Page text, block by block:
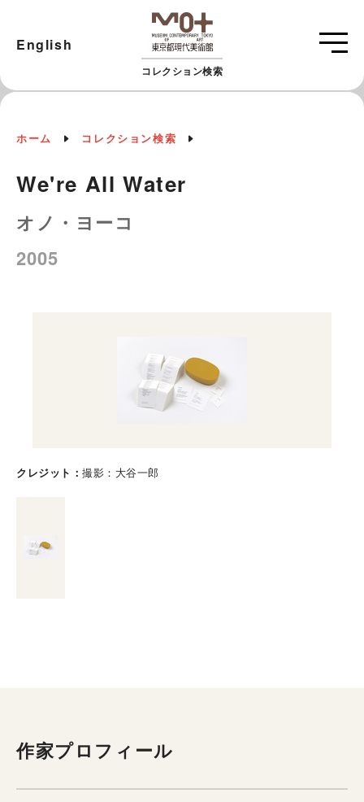
コレクション検索
English
ホーム コレクション検索
We're All Water
オノ・ヨーコ
2005
クレジット 撮影：大谷一郎
作家プロフィール